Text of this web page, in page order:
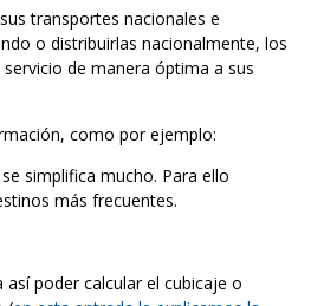
transportes nacionales e
o distribuirlas nacionalmente, los
de manera óptima a sus
como por ejemplo:
simplifica mucho. Para ello
más frecuentes.
así poder calcular el cubicaje o